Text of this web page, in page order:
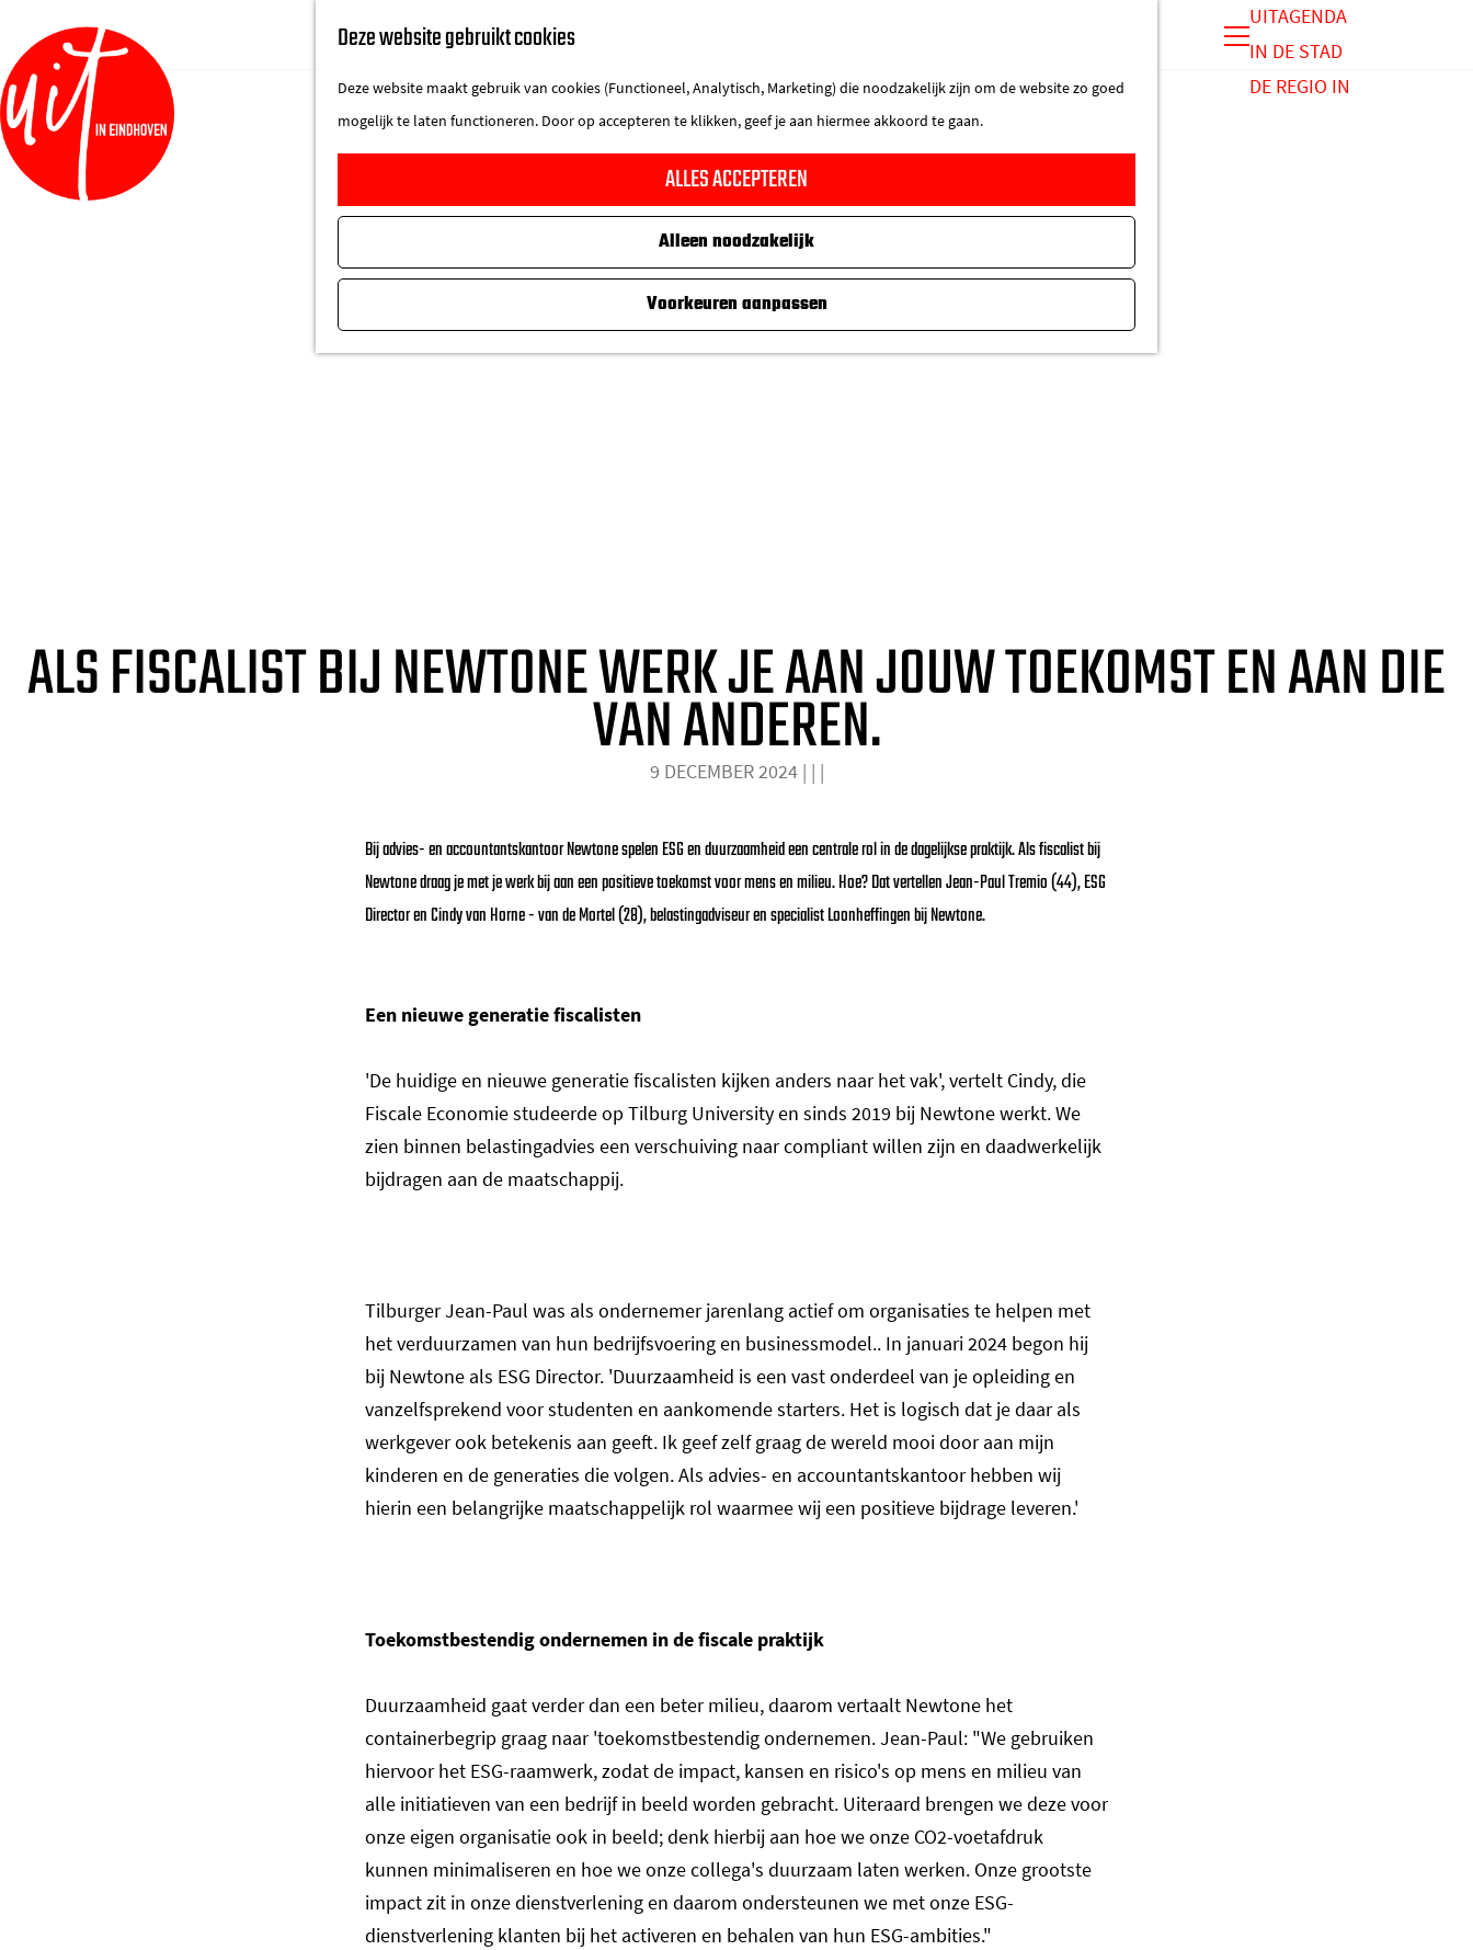
Deze website gebruikt cookies
Deze website maakt gebruik van cookies (Functioneel, Analytisch, Marketing) die noodzakelijk zijn om de website zo goed
mogelijk te laten functioneren. Door op accepteren te klikken, geef je aan hiermee akkoord te gaan.
ALLES ACCEPTEREN
Alleen noodzakelijk
Voorkeuren aanpassen
M
UITAGENDA
IN DE STAD
DE REGIO IN
ALS FISCALIST BIJ NEWTONE WERK JE AAN JOUW TOEKOMST EN AAN DIE
VAN ANDEREN.
9 DECEMBER 2024 | | |
Bij advies- en accountantskantoor Newtone spelen ESG en duurzaamheid een centrale rol in de dagelijkse praktijk. Als fiscalist bij
Newtone draag je met je werk bij aan een positieve toekomst voor mens en milieu. Hoe? Dat vertellen Jean-Paul Tremio (44), ESG
Director en Cindy van Horne - van de Mortel (28), belastingadviseur en specialist Loonheffingen bij Newtone.
Een nieuwe generatie fiscalisten
'De huidige en nieuwe generatie fiscalisten kijken anders naar het vak', vertelt Cindy, die
Fiscale Economie studeerde op Tilburg University en sinds 2019 bij Newtone werkt. We
zien binnen belastingadvies een verschuiving naar compliant willen zijn en daadwerkelijk
bijdragen aan de maatschappij.
Tilburger Jean-Paul was als ondernemer jarenlang actief om organisaties te helpen met
het verduurzamen van hun bedrijfsvoering en businessmodel.. In januari 2024 begon hij
bij Newtone als ESG Director. 'Duurzaamheid is een vast onderdeel van je opleiding en
vanzelfsprekend voor studenten en aankomende starters. Het is logisch dat je daar als
werkgever ook betekenis aan geeft. Ik geef zelf graag de wereld mooi door aan mijn
kinderen en de generaties die volgen. Als advies- en accountantskantoor hebben wij
hierin een belangrijke maatschappelijk rol waarmee wij een positieve bijdrage leveren.'
Toekomstbestendig ondernemen in de fiscale praktijk
Duurzaamheid gaat verder dan een beter milieu, daarom vertaalt Newtone het
containerbegrip graag naar 'toekomstbestendig ondernemen. Jean-Paul: "We gebruiken
hiervoor het ESG-raamwerk, zodat de impact, kansen en risico's op mens en milieu van
alle initiatieven van een bedrijf in beeld worden gebracht. Uiteraard brengen we deze voor
onze eigen organisatie ook in beeld; denk hierbij aan hoe we onze CO2-voetafdruk
kunnen minimaliseren en hoe we onze collega's duurzaam laten werken. Onze grootste
impact zit in onze dienstverlening en daarom ondersteunen we met onze ESG-
dienstverlening klanten bij het activeren en behalen van hun ESG-ambities."